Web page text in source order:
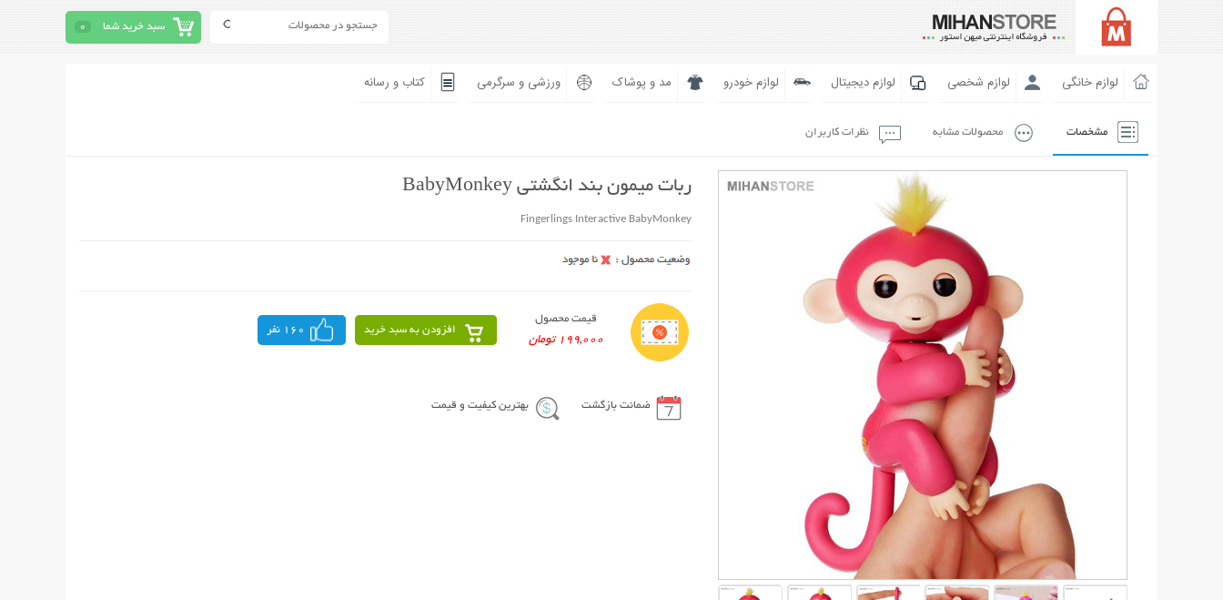
سبد خرید شما 0
لوازم خانگی لوازم شخصی لوازم دیجیتال لوازم خودرو مد و پوشاک ورزشی و سرگرمی کتاب و رسانه
مشخصات محصولات مشابه نظرات کاربران
ربات میمون بند انگشتی BabyMonkey
Fingerlings Interactive BabyMonkey
قیمت محصول
199,000 تومان
افزودن به سبد خرید 160 نفر
ضمانت بازگشت بهترین کیفیت و قیمت